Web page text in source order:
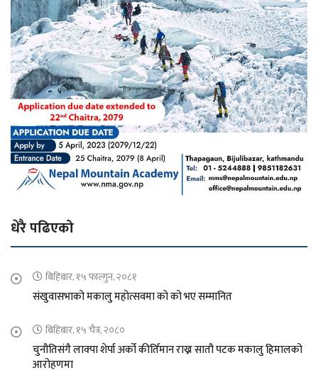
धेरै पढिएको
बिहिबार, १५ फाल्गुन, २०८१
संखुवासभाको मकालु महोत्सवमा को को भए सम्मानित
बिहिबार, १५ चैत्र, २०८०
चुनौतिसंगै लाक्पा शेर्पा अर्को कीर्तिमान राख्न सातौ पटक मकालु हिमालको
आरोहणमा